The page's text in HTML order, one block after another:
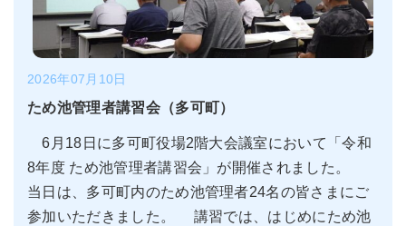
2026年07月10日
ため池管理者講習会（多可町）
6月18日に多可町役場2階大会議室において「令和
8年度 ため池管理者講習会」が開催されました。
当日は、多可町内のため池管理者24名の皆さまにご
参加いただきました。 講習では、はじめにため池